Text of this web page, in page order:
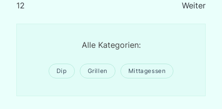
12 Weiter
Alle Kategorien:
Dip Grillen Mittagessen